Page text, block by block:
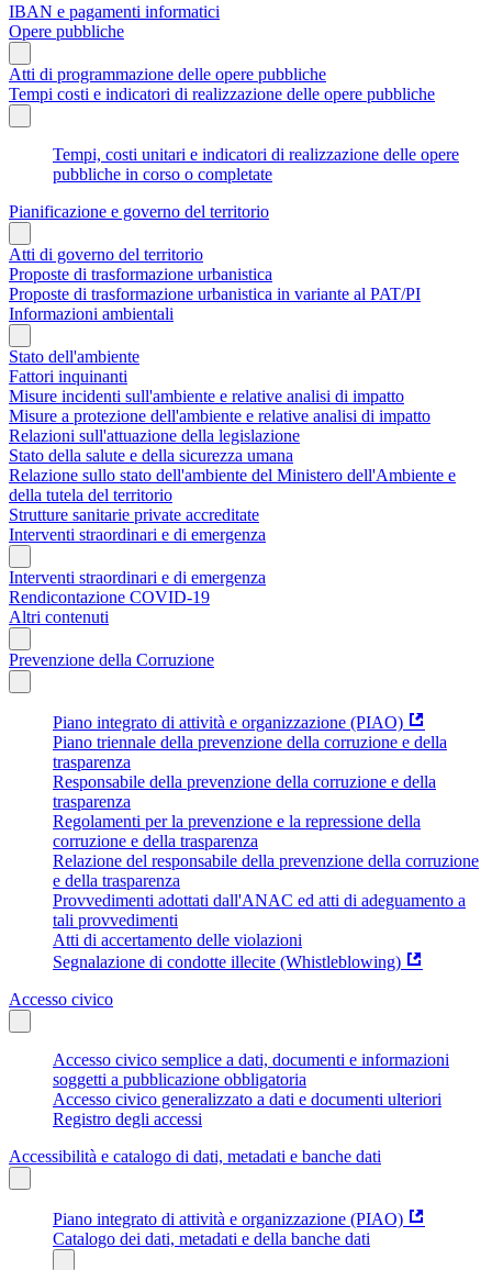
IBAN e pagamenti informatici
Opere pubbliche
Atti di programmazione delle opere pubbliche
Tempi costi e indicatori di realizzazione delle opere pubbliche
Tempi, costi unitari e indicatori di realizzazione delle opere
pubbliche in corso o completate
Pianificazione e governo del territorio
Atti di governo del territorio
Proposte di trasformazione urbanistica
Proposte di trasformazione urbanistica in variante al PAT/PI
Informazioni ambientali
Stato dell'ambiente
Fattori inquinanti
Misure incidenti sull'ambiente e relative analisi di impatto
Misure a protezione dell'ambiente e relative analisi di impatto
Relazioni sull'attuazione della legislazione
Stato della salute e della sicurezza umana
Relazione sullo stato dell'ambiente del Ministero dell'Ambiente e
della tutela del territorio
Strutture sanitarie private accreditate
Interventi straordinari e di emergenza
Interventi straordinari e di emergenza
Rendicontazione COVID-19
Altri contenuti
Prevenzione della Corruzione
Piano integrato di attività e organizzazione (PIAO)
Piano triennale della prevenzione della corruzione e della
trasparenza
Responsabile della prevenzione della corruzione e della
trasparenza
Regolamenti per la prevenzione e la repressione della
corruzione e della trasparenza
Relazione del responsabile della prevenzione della corruzione
e della trasparenza
Provvedimenti adottati dall'ANAC ed atti di adeguamento a
tali provvedimenti
Atti di accertamento delle violazioni
Segnalazione di condotte illecite (Whistleblowing)
Accesso civico
Accesso civico semplice a dati, documenti e informazioni
soggetti a pubblicazione obbligatoria
Accesso civico generalizzato a dati e documenti ulteriori
Registro degli accessi
Accessibilità e catalogo di dati, metadati e banche dati
Piano integrato di attività e organizzazione (PIAO)
Catalogo dei dati, metadati e della banche dati